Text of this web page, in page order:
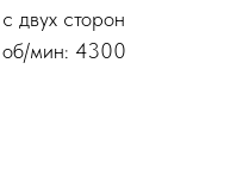
двух сторон
об/мин: 4300